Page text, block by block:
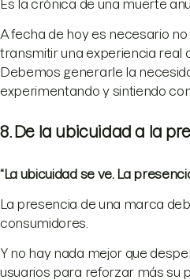
Es la crónica de una muerte
A fecha de hoy es necesario
transmitir una experiencia real
Debemos generarle la
experimentando y sintiendo
8. De la ubicuidad a la
“La ubicuidad se ve. La
La presencia de una marca
consumidores.
Y no hay nada mejor que
usuarios para reforzar más su